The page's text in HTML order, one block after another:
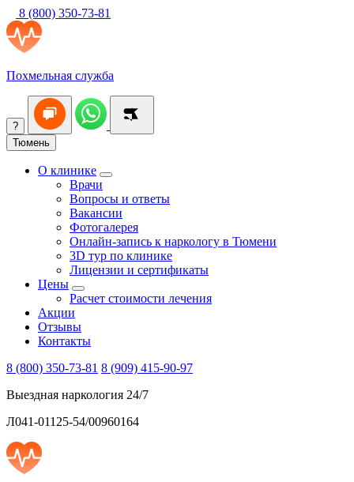
8 (800) 350-73-81
Похмельная служба
?
Тюмень
О клинике
Врачи
Вопросы и ответы
Вакансии
Фотогалерея
Онлайн-запись к наркологу в Тюмени
3D тур по клинике
Лицензии и сертификаты
Цены
Расчет стоимости лечения
Акции
Отзывы
Контакты
8 (800) 350-73-81 8 (909) 415-90-97
Выездная наркология 24/7
Л041-01125-54/00960164